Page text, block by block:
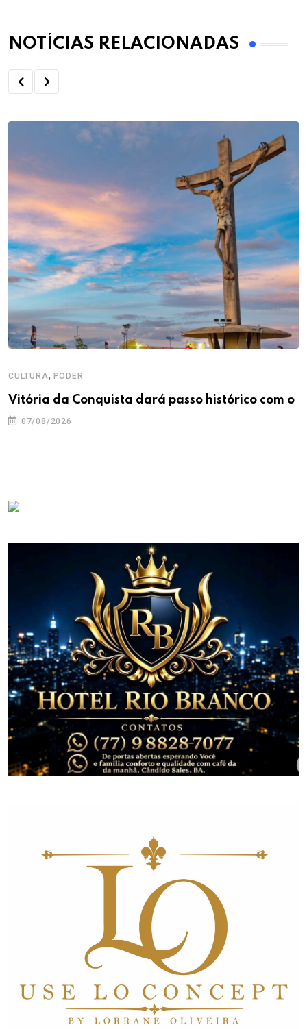
NOTÍCIAS RELACIONADAS
CULTURA, PODER
Vitória da Conquista dará passo histórico com o
07/08/2026